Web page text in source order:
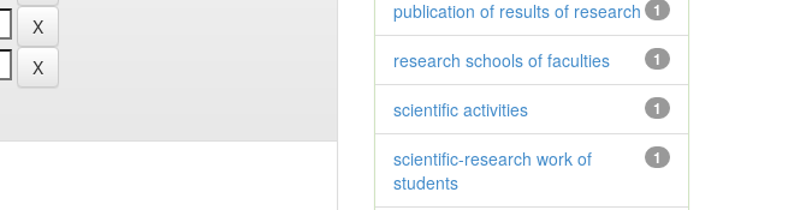
1
publication of results of research
1
research schools of faculties
1
scientific activities
1
scientific-research work of
students